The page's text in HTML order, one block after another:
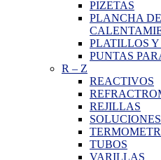
PIZETAS
PLANCHA
PLATILLOS Y
PUNTAS
R – Z
REACTIVOS
REJILLAS
TUBOS
VARILLAS